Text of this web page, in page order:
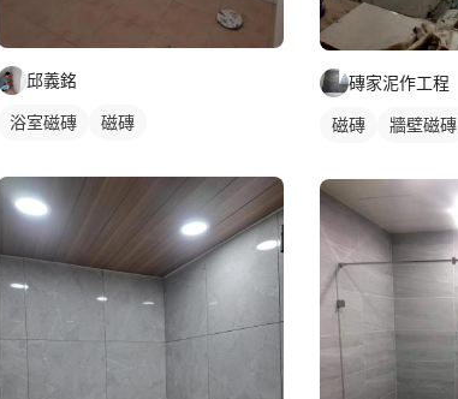
邱義銘
浴室磁磚 磁磚
磚家泥作工程
磁磚 牆壁磁磚